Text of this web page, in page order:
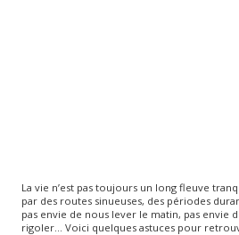
La vie n’est pas toujours un long fleuve
par des routes sinueuses, des périodes
pas envie de nous lever le matin, pas envie
rigoler… Voici quelques astuces pour